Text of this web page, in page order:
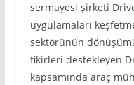
sermayesi şirketi
uygulamaları
sektörünün
fikirleri destekleyen
kapsamında araç